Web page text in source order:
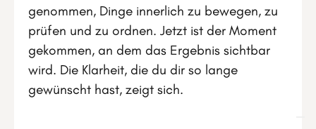
genommen, Dinge innerlich zu bewegen, zu
prüfen und zu ordnen. Jetzt ist der Moment
gekommen, an dem das Ergebnis sichtbar
wird. Die Klarheit, die du dir so lange
gewünscht hast, zeigt sich.